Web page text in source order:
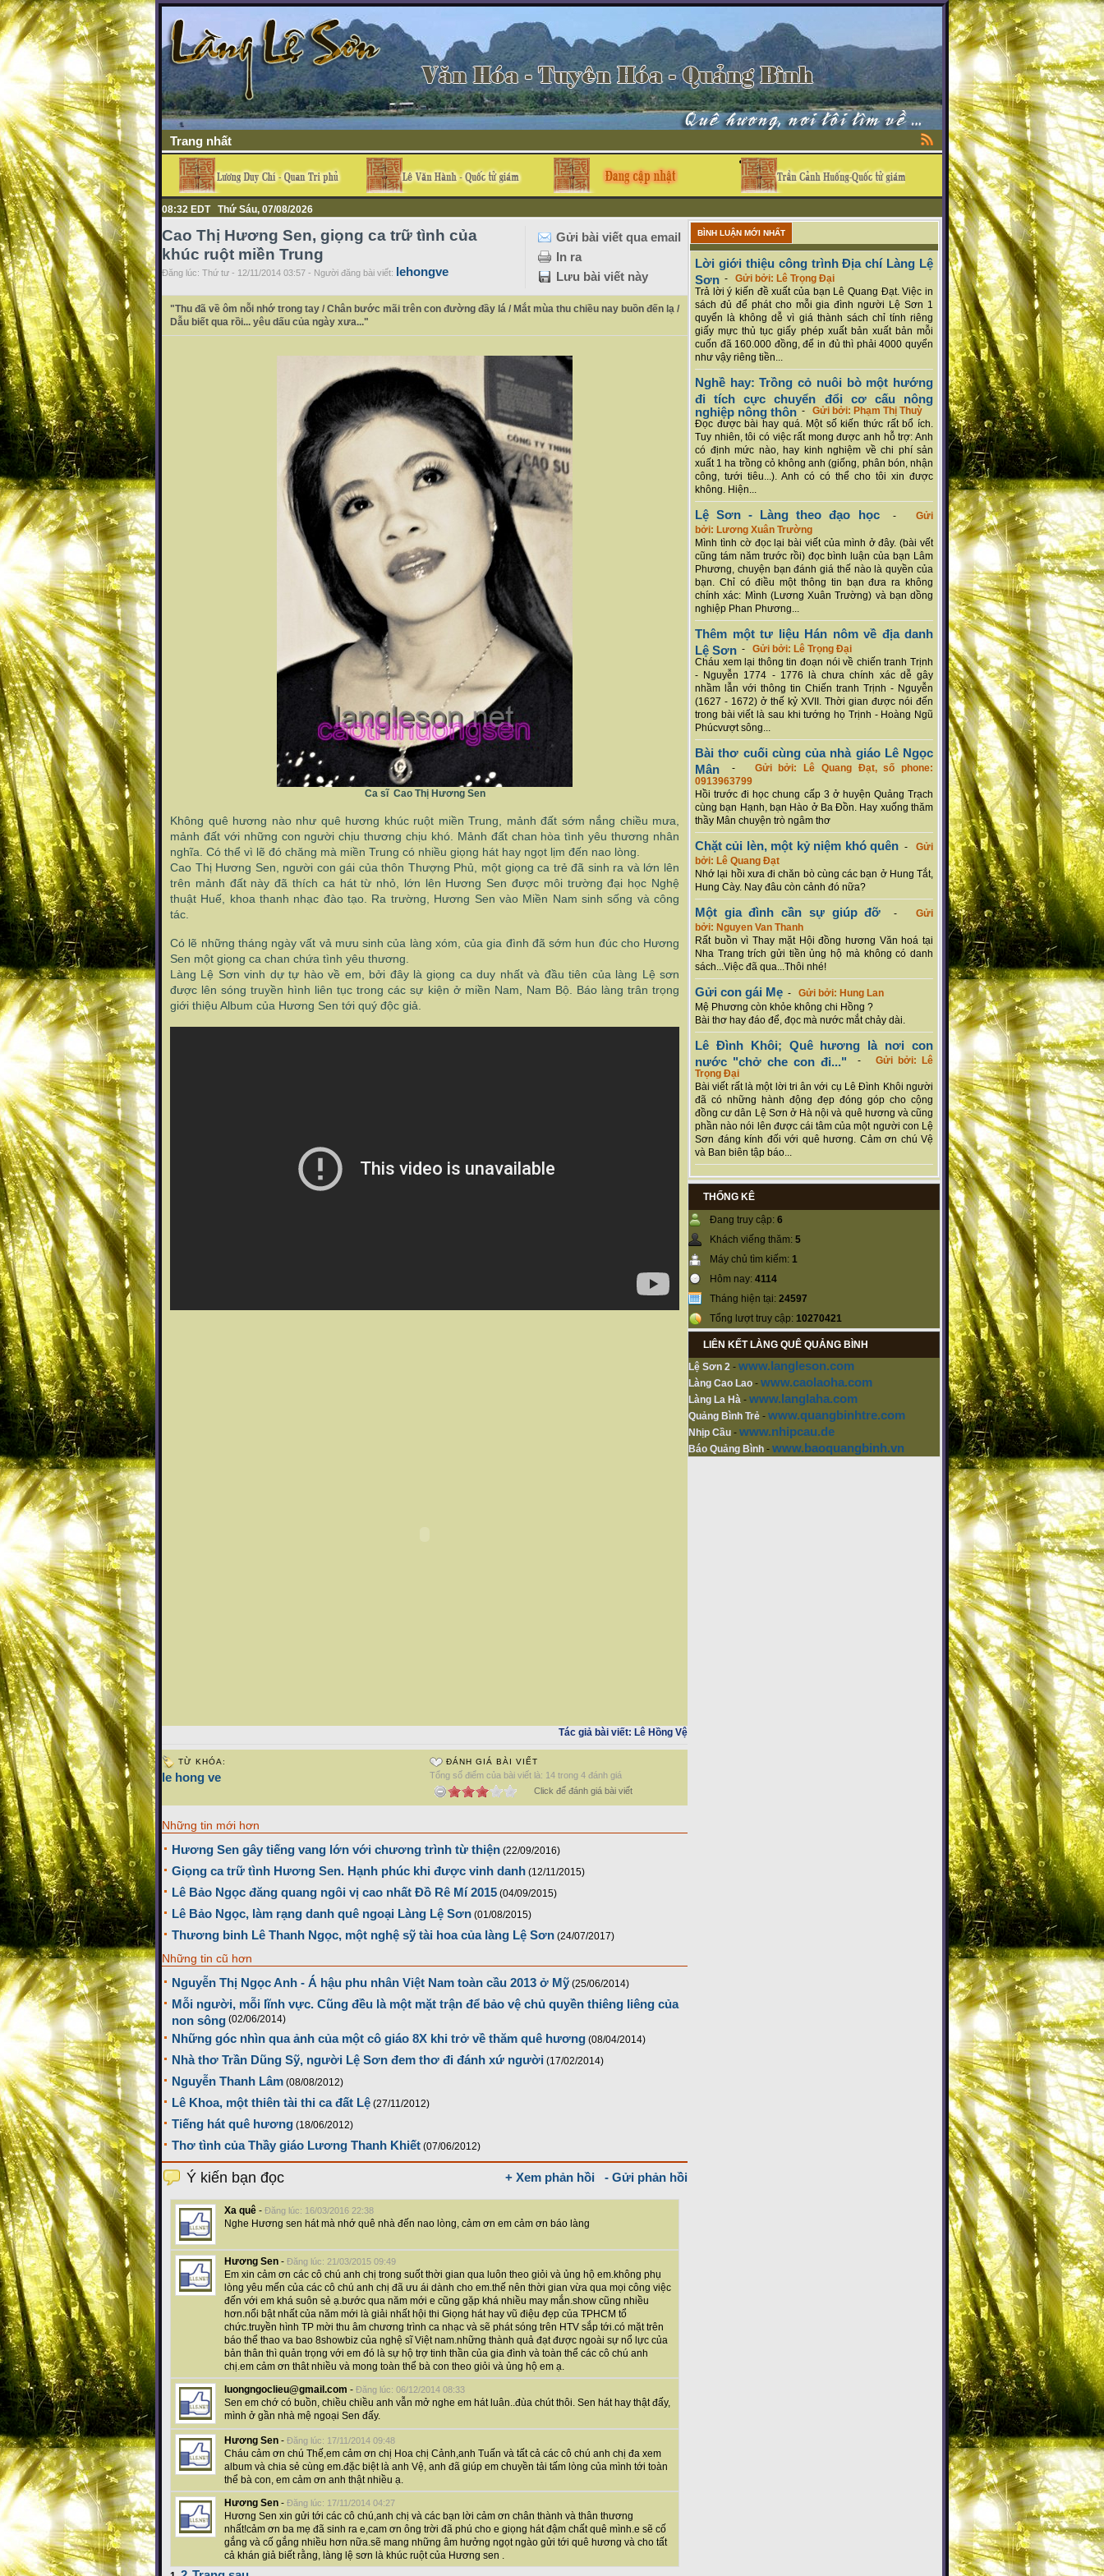
Trang nhất
08:32 EDT Thứ Sáu, 07/08/2026
Gửi bài viết qua email
In ra
Lưu bài viết này
Cao Thị Hương Sen, giọng ca trữ tình của
khúc ruột miền Trung
Đăng lúc: Thứ tư - 12/11/2014 03:57 - Người đăng bài viết: lehongve
"Thu đã về ôm nỗi nhớ trong tay / Chân bước mãi trên con đường đầy lá / Mắt mùa thu chiều nay buồn đến lạ /
Dẫu biết qua rồi... yêu dấu của ngày xưa..."
Ca sĩ Cao Thị Hương Sen
Không quê hương nào như quê hương khúc ruột miền Trung, mảnh đất sớm nắng chiều mưa,
mảnh đất với những con người chịu thương chịu khó. Mảnh đất chan hòa tình yêu thương nhân
nghĩa. Có thể vì lẽ đó chăng mà miền Trung có nhiều giọng hát hay ngọt lịm đến nao lòng.
Cao Thị Hương Sen, người con gái của thôn Thượng Phủ, một giọng ca trẻ đã sinh ra và lớn lên
trên mảnh đất này đã thích ca hát từ nhỏ, lớn lên Hương Sen được môi trường đại học Nghệ
thuật Huế, khoa thanh nhạc đào tạo. Ra trường, Hương Sen vào Miền Nam sinh sống và công
tác.
Có lẽ những tháng ngày vất vả mưu sinh của làng xóm, của gia đình đã sớm hun đúc cho Hương
Sen một giọng ca chan chứa tình yêu thương.
Làng Lệ Sơn vinh dự tự hào về em, bởi đây là giọng ca duy nhất và đầu tiên của làng Lệ sơn
được lên sóng truyền hình liên tục trong các sự kiện ở miền Nam, Nam Bộ. Báo làng trân trọng
giới thiệu Album của Hương Sen tới quý độc giả.
Tác giả bài viết: Lê Hồng Vệ
TỪ KHÓA:
le hong ve
ĐÁNH GIÁ BÀI VIẾT
Tổng số điểm của bài viết là: 14 trong 4 đánh giá
Click để đánh giá bài viết
Những tin mới hơn
Hương Sen gây tiếng vang lớn với chương trình từ thiện (22/09/2016)
Giọng ca trữ tình Hương Sen. Hạnh phúc khi được vinh danh (12/11/2015)
Lê Bảo Ngọc đăng quang ngôi vị cao nhất Đồ Rê Mí 2015 (04/09/2015)
Lê Bảo Ngọc, làm rạng danh quê ngoại Làng Lệ Sơn (01/08/2015)
Thương binh Lê Thanh Ngọc, một nghệ sỹ tài hoa của làng Lệ Sơn (24/07/2017)
Những tin cũ hơn
Nguyễn Thị Ngọc Anh - Á hậu phu nhân Việt Nam toàn cầu 2013 ở Mỹ (25/06/2014)
Mỗi người, mỗi lĩnh vực. Cũng đều là một mặt trận để bảo vệ chủ quyền thiêng liêng của
non sông (02/06/2014)
Những góc nhìn qua ảnh của một cô giáo 8X khi trở về thăm quê hương (08/04/2014)
Nhà thơ Trần Dũng Sỹ, người Lệ Sơn đem thơ đi đánh xứ người (17/02/2014)
Nguyễn Thanh Lâm (08/08/2012)
Lê Khoa, một thiên tài thi ca đất Lệ (27/11/2012)
Tiếng hát quê hương (18/06/2012)
Thơ tình của Thầy giáo Lương Thanh Khiết (07/06/2012)
+ Xem phản hồi - Gửi phản hồi
Ý kiến bạn đọc
Xa quê - Đăng lúc: 16/03/2016 22:38
Nghe Hương sen hát mà nhớ quê nhà đến nao lòng, cảm ơn em cảm ơn báo làng
Hương Sen - Đăng lúc: 21/03/2015 09:49
Em xin cảm ơn các cô chú anh chị trong suốt thời gian qua luôn theo giỏi và ủng hộ em.không phụ
lòng yêu mến của các cô chú anh chị đã ưu ái dành cho em.thế nên thời gian vừa qua mọi công việc
đến với em khá suôn sẻ ạ.bước qua năm mới e cũng gặp khá nhiều may mắn.show cũng nhiều
hơn.nổi bật nhất của năm mới là giải nhất hội thi Giọng hát hay vũ điệu đẹp của TPHCM tổ
chức.truyền hình TP mời thu âm chương trình ca nhạc và sẽ phát sóng trên HTV sắp tới.có mặt trên
báo thể thao va bao 8showbiz của nghệ sĩ Việt nam.những thành quả đạt được ngoài sự nổ lực của
bản thân thì quản trọng với em đó là sự hộ trợ tinh thần của gia đình và toàn thể các cô chú anh
chị.em cảm ơn thât nhiều và mong toàn thể bà con theo giỏi và ủng hộ em ạ.
luongngoclieu@gmail.com - Đăng lúc: 06/12/2014 08:33
Sen em chớ có buồn, chiều chiều anh vẫn mở nghe em hát luân..đùa chút thôi. Sen hát hay thật đấy,
mình ở gần nhà mệ ngoại Sen đấy.
Hương Sen - Đăng lúc: 17/11/2014 09:48
Cháu cảm ơn chú Thế,em cảm ơn chị Hoa chị Cảnh,anh Tuấn và tất cả các cô chú anh chị đa xem
album và chia sẻ cùng em.đặc biệt là anh Vệ, anh đã giúp em chuyền tải tấm lòng của mình tới toàn
thể bà con, em cảm ơn anh thật nhiều ạ.
Hương Sen - Đăng lúc: 17/11/2014 04:27
Hương Sen xin gửi tới các cô chú,anh chị và các bạn lời cảm ơn chân thành và thân thương
nhất!cảm ơn ba mẹ đã sinh ra e,cam ơn ông trời đã phú cho e giọng hát đậm chất quê mình.e sẽ cố
gắng và cố gắng nhiều hơn nữa.sẽ mang những âm hưởng ngọt ngào gửi tới quê hương và cho tất
cả khán giả biết rằng, làng lệ sơn là khúc ruột của Hương sen .
BÌNH LUẬN MỚI NHẤT
Lời giới thiệu công trình Địa chí Làng Lệ
Sơn - Gửi bởi: Lê Trọng Đại
Trả lời ý kiến đề xuất của bạn Lê Quang Đạt. Việc in
sách đủ để phát cho mỗi gia đình người Lệ Sơn 1
quyển là không dễ vì giá thành sách chỉ tính riêng
giấy mực thủ tục giấy phép xuất bản xuất bản mỗi
cuốn đã 160.000 đồng, để in đủ thì phải 4000 quyển
như vậy riêng tiền...
Nghề hay: Trồng cỏ nuôi bò một hướng
đi tích cực chuyển đổi cơ cấu nông
nghiệp nông thôn - Gửi bởi: Phạm Thị Thuỳ
Đọc được bài hay quá. Một số kiến thức rất bổ ích.
Tuy nhiên, tôi có việc rất mong được anh hỗ trợ: Anh
có định mức nào, hay kinh nghiệm về chi phí sản
xuất 1 ha trồng cỏ không anh (giống, phân bón, nhận
công, tưới tiêu...). Anh có có thể cho tôi xin được
không. Hiện...
Lệ Sơn - Làng theo đạo học-Gửi
bởi: Lương Xuân Trường
Mình tình cờ đọc lại bài viết của mình ở đây. (bài vết
cũng tám năm trước rồi) đọc bình luận của bạn Lâm
Phương, chuyện bạn đánh giá thế nào là quyền của
bạn. Chỉ có điều một thông tin bạn đưa ra không
chính xác: Mình (Lương Xuân Trường) và bạn dồng
nghiệp Phan Phương...
Thêm một tư liệu Hán nôm về địa danh
Lệ Sơn - Gửi bởi: Lê Trọng Đại
Cháu xem lại thông tin đoạn nói về chiến tranh Trịnh
- Nguyễn 1774 - 1776 là chưa chính xác dễ gây
nhầm lẫn với thông tin Chiến tranh Trịnh - Nguyễn
(1627 - 1672) ở thế kỷ XVII. Thời gian được nói đến
trong bài viết là sau khi tướng họ Trịnh - Hoàng Ngũ
Phúcvượt sông...
Bài thơ cuối cùng của nhà giáo Lê Ngọc
Mân - Gửi bởi: Lê Quang Đạt, số phone:
0913963799
Hồi trước đi học chung cấp 3 ở huyện Quảng Trạch
cùng bạn Hạnh, bạn Hào ở Ba Đồn. Hay xuống thăm
thầy Mân chuyện trò ngâm thơ
Chặt củi lèn, một kỷ niệm khó quên-Gửi
bởi: Lê Quang Đạt
Nhớ lại hồi xưa đi chăn bò cùng các bạn ở Hung Tắt,
Hung Cày. Nay đâu còn cảnh đó nữa?
Một gia đình cần sự giúp đỡ -Gửi
bởi: Nguyen Van Thanh
Rất buồn vì Thay mặt Hội đồng hương Văn hoá tại
Nha Trang trích gửi tiền ủng hộ mà không có danh
sách...Việc đã qua...Thôi nhé!
Gửi con gái Mẹ - Gửi bởi: Hung Lan
Mệ Phương còn khỏe không chi Hồng ?
Bài thơ hay đáo để, đọc mà nước mắt chảy dài.
Lê Đình Khôi; Quê hương là nơi con
nước "chở che con đi..." - Gửi bởi: Lê
Trọng Đại
Bài viết rất là một lời tri ân với cụ Lê Đình Khôi người
đã có những hành động đẹp đóng góp cho cộng
đồng cư dân Lệ Sơn ở Hà nội và quê hương và cũng
phần nào nói lên được cái tâm của một người con Lệ
Sơn đáng kính đối với quê hương. Cảm ơn chú Vệ
và Ban biên tập báo...
THỐNG KÊ
Đang truy cập: 6
Khách viếng thăm: 5
Máy chủ tìm kiếm: 1
Hôm nay: 4114
Tháng hiện tại: 24597
Tổng lượt truy cập: 10270421
LIÊN KẾT LÀNG QUÊ QUẢNG BÌNH
Lệ Sơn 2 - www.langleson.com
Làng Cao Lao - www.caolaoha.com
Làng La Hà - www.langlaha.com
Quảng Bình Trẻ - www.quangbinhtre.com
Nhịp Cầu - www.nhipcau.de
Báo Quảng Bình - www.baoquangbinh.vn